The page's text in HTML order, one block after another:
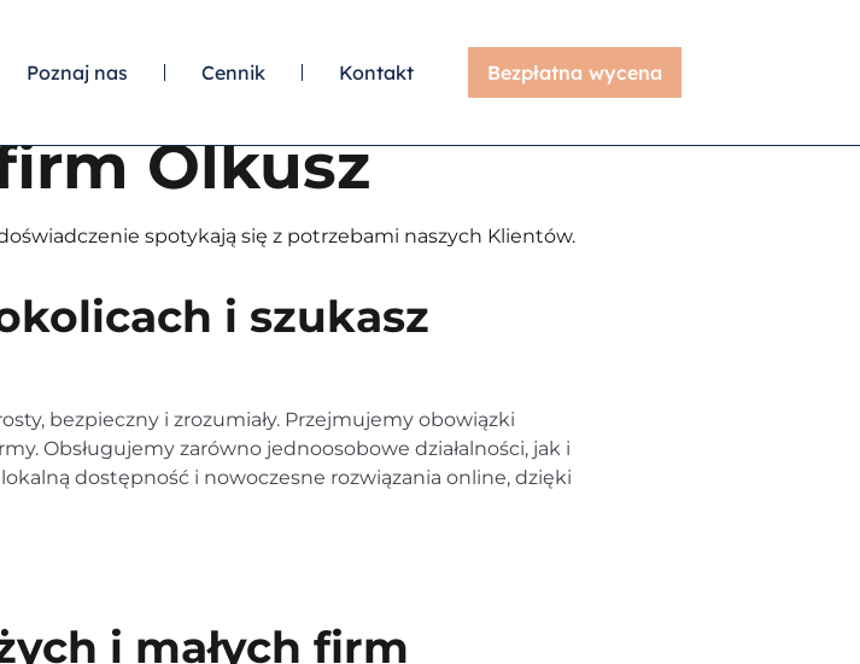
Poznaj nas Cennik Kontakt Bezpłatna wycena
i płace
Olkusz
spotykają się z potrzebami naszych Klientów.
i szukasz
bezpieczny i zrozumiały. Przejmujemy obowiązki
Obsługujemy zarówno jednoosobowe działalności, jak i
dostępność i nowoczesne rozwiązania online, dzięki
i małych firm